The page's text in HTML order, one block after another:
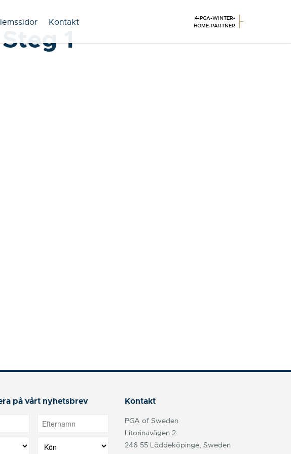
Kontakt
4-PGA-WINTER-
HOME-PARTNER
1
på vårt nyhetsbrev Kontakt
PGA of Sweden
Litorinavägen 2
246 55 Löddeköpinge, Sweden